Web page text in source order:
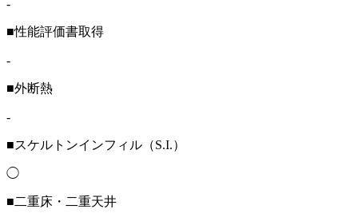
-
■性能評価書取得
-
■外断熱
-
■スケルトンインフィル（S.I.）
◯
■二重床・二重天井